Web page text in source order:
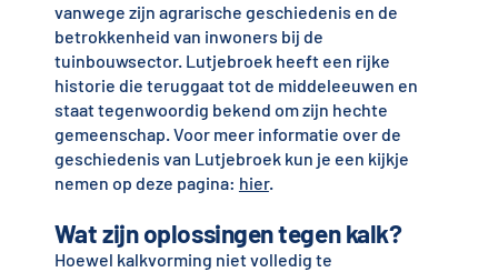
vanwege zijn agrarische geschiedenis en de
betrokkenheid van inwoners bij de
tuinbouwsector. Lutjebroek heeft een rijke
historie die teruggaat tot de middeleeuwen en
staat tegenwoordig bekend om zijn hechte
gemeenschap. Voor meer informatie over de
geschiedenis van Lutjebroek kun je een kijkje
nemen op deze pagina: hier.
Wat zijn oplossingen tegen kalk?
Hoewel kalkvorming niet volledig te